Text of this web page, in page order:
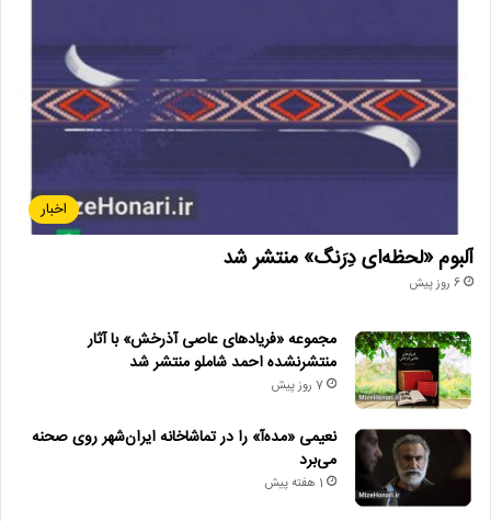
اخبار
آلبوم «لحظه‌ای دِرَنگ» منتشر شد
6 روز پیش
مجموعه «فریادهای عاصی آذرخش» با آثار
منتشرنشده احمد شاملو منتشر شد
7 روز پیش
نعیمی «مده‌آ» را در تماشاخانه ایران‌شهر روی صحنه
می‌برد
1 هفته پیش